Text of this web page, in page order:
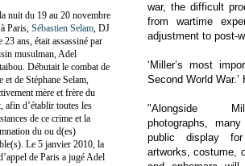
war, the difficult
from wartime
adjustment to post-
‘Miller’s most
Second World
"Alongside
photographs,
public display
artworks, costume,
nuit du 19 au 20 novembre
Paris, Sébastien Selam , DJ
23 ans, était assassiné par
musulman, Adel
Débutait le combat de
et de Stéphane Selam,
mère et frère du
afin d’établir toutes les
de ce crime et la
du ou d(es)
Le 5 janvier 2010, la
de Paris a jugé Adel